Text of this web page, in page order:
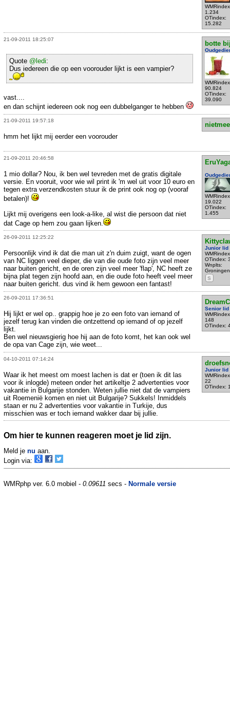
1.234
OTindex:
15.282
21-09-2011 18:25:07
botte
90.824
OTindex:
39.090
Quote @ledi:
Dus iedereen die op een voorouder lijkt is een vampier?
vast....
en dan schijnt iedereen ook nog een dubbelganger te hebben
21-09-2011 19:57:18
hmm het lijkt mij eerder een voorouder
21-09-2011 20:46:58
19.022
OTindex:
1.455
1 mio dollar? Nou, ik ben wel tevreden met de gratis digitale
versie. En vooruit, voor wie wil print ik 'm wel uit voor 10 euro en
tegen extra verzendkosten stuur ik de print ook nog op (vooraf
betalen)!
Lijkt mij overigens een look-a-like, al wist die persoon dat niet
dat Cage op hem zou gaan lijken.
26-09-2011 12:25:22
Junior lid
OTindex:
Wnplts:
Groningen
S
Persoonlijk vind ik dat die man uit z'n duim zuigt, want de ogen
van NC liggen veel dieper, die van die oude foto zijn veel meer
naar buiten gericht, en de oren zijn veel meer 'flap', NC heeft ze
bijna plat tegen zijn hoofd aan, en die oude foto heeft veel meer
naar buiten gericht. dus vind ik hem gewoon een fantast!
26-09-2011 17:36:51
Senior lid
148
OTindex:
Hij lijkt er wel op.. grappig hoe je zo een foto van iemand of
jezelf terug kan vinden die ontzettend op iemand of op jezelf
lijkt.
Ben wel nieuwsgierig hoe hij aan de foto komt, het kan ook wel
de opa van Cage zijn, wie weet...
04-10-2011 07:14:24
Junior lid
22
OTindex:
Waar ik het meest om moest lachen is dat er (toen ik dit las
voor ik inlogde) meteen onder het artikeltje 2 advertenties voor
vakantie in Bulgarije stonden. Weten jullie niet dat de vampiers
uit Roemenië komen en niet uit Bulgarije? Sukkels! Inmiddels
staan er nu 2 advertenties voor vakantie in Turkije, dus
misschien was er toch iemand wakker daar bij jullie.
Om hier te kunnen reageren moet je lid zijn.
Meld je nu aan.
Login via:
WMRphp ver. 6.0 mobiel - 0.09611 secs - Normale versie